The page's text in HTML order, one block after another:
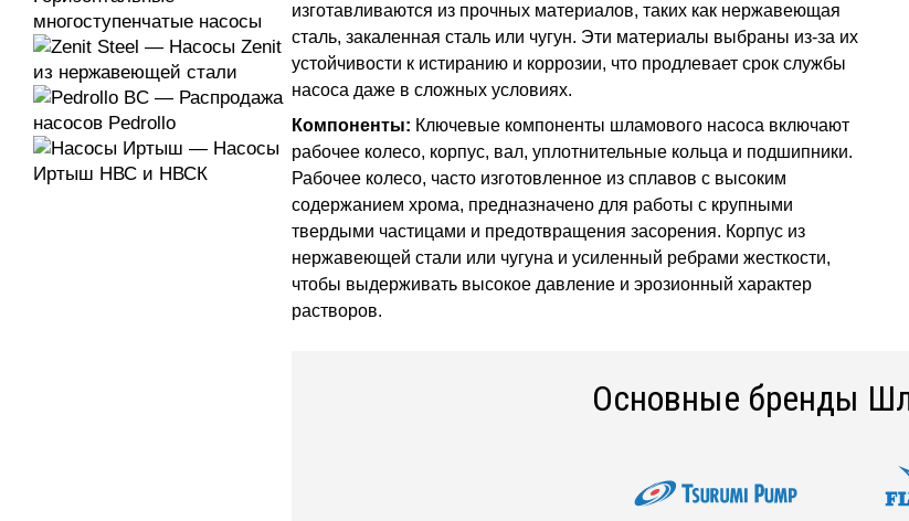
изготавливаются из прочных материалов, таких как нержавеющая
сталь, закаленная сталь или чугун. Эти материалы выбраны из-за их
устойчивости к истиранию и коррозии, что продлевает срок службы
насоса даже в сложных условиях.
Компоненты: Ключевые компоненты шламового насоса включают
рабочее колесо, корпус, вал, уплотнительные кольца и подшипники.
Рабочее колесо, часто изготовленное из сплавов с высоким
содержанием хрома, предназначено для работы с крупными
твердыми частицами и предотвращения засорения. Корпус из
нержавеющей стали или чугуна и усиленный ребрами жесткости,
чтобы выдерживать высокое давление и эрозионный характер
растворов.
Основные бренды